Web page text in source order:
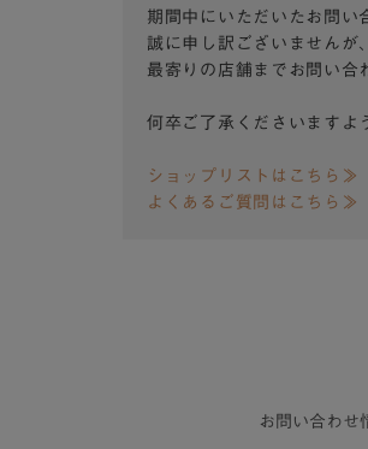
期間中にいただいたお問い
誠に申し訳ございませんが
最寄りの店舗までお問い合
何卒ご了承くださいますよ
ショップリストはこちら≫
よくあるご質問はこちら≫
お問い合わせ